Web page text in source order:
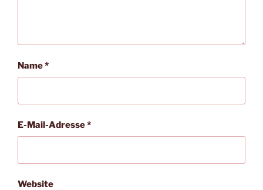
Name*
E-Mail-Adresse*
Website